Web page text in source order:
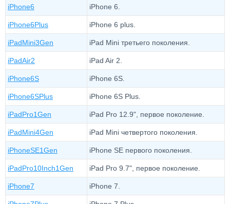
iPhone6 iPhone 6.
iPhone6Plus iPhone 6 plus.
iPadMini3Gen iPad Mini третьего поколения.
iPadAir2 iPad Air 2.
iPhone6S iPhone 6S.
iPhone6SPlus iPhone 6S Plus.
iPadPro1Gen iPad Pro 12.9", первое поколение.
iPadMini4Gen iPad Mini четвертого поколения.
iPhoneSE1Gen iPhone SE первого поколения.
iPadPro10Inch1Gen iPad Pro 9.7", первое поколение.
iPhone7 iPhone 7.